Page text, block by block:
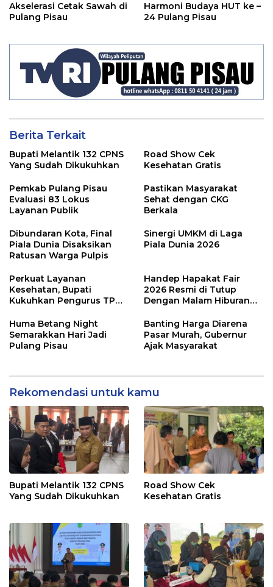
Akselerasi Cetak Sawah di
Pulang Pisau
Harmoni Budaya HUT ke –
24 Pulang Pisau
Berita Terkait
Bupati Melantik 132 CPNS
Yang Sudah Dikukuhkan
Road Show Cek
Kesehatan Gratis
Pemkab Pulang Pisau
Evaluasi 83 Lokus
Layanan Publik
Pastikan Masyarakat
Sehat dengan CKG
Berkala
Dibundaran Kota, Final
Piala Dunia Disaksikan
Ratusan Warga Pulpis
Sinergi UMKM di Laga
Piala Dunia 2026
Perkuat Layanan
Kesehatan, Bupati
Kukuhkan Pengurus TP
Handep Hapakat Fair
2026 Resmi di Tutup
Dengan Malam Hiburan
Huma Betang Night
Semarakkan Hari Jadi
Pulang Pisau
Banting Harga Diarena
Pasar Murah, Gubernur
Ajak Masyarakat
Rekomendasi untuk kamu
Bupati Melantik 132 CPNS
Yang Sudah Dikukuhkan
Road Show Cek
Kesehatan Gratis